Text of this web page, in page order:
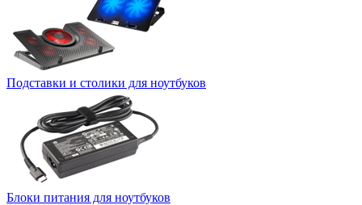
Подставки и столики для ноутбуков
Блоки питания для ноутбуков